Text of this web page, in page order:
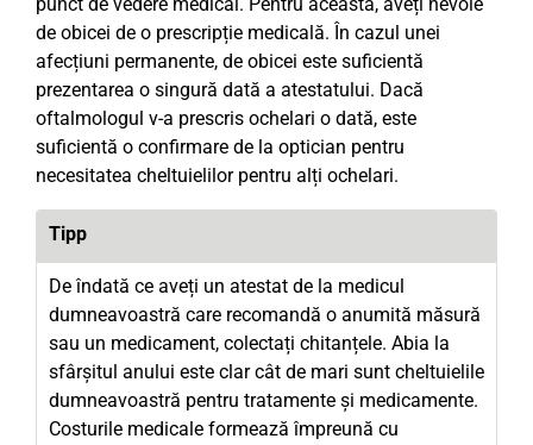
de obicei de o prescripție medicală. În cazul unei
afecțiuni permanente, de obicei este suficientă
prezentarea o singură dată a atestatului. Dacă
oftalmologul v-a prescris ochelari o dată, este
suficientă o confirmare de la optician pentru
necesitatea cheltuielilor pentru alți ochelari.
Tipp
De îndată ce aveți un atestat de la medicul
dumneavoastră care recomandă o anumită măsură
sau un medicament, colectați chitanțele. Abia la
sfârșitul anului este clar cât de mari sunt cheltuielile
dumneavoastră pentru tratamente și medicamente.
Costurile medicale formează împreună cu